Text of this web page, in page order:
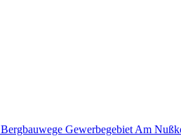
Bergbauwege Gewerbegebiet Am